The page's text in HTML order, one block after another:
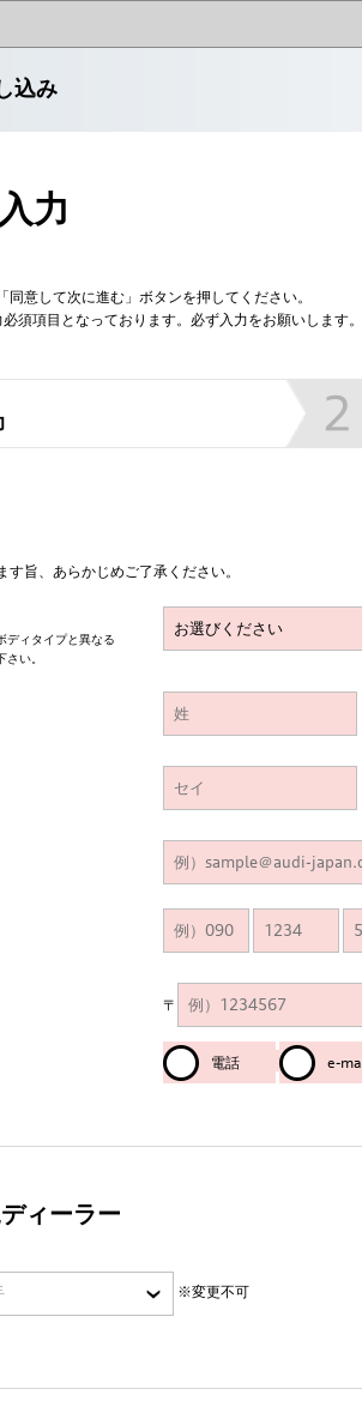
込み
力
意して次に進む」ボタンを押してください。
須項目となっております。必ず入力をお願いします。
旨、あらかじめご了承ください。
ディタイプと異なる
い。
〒
電話 e-
ィーラー
※変更不可